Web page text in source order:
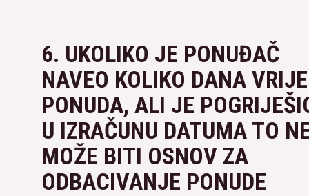
6. UKOLIKO JE PONUĐAČ
NAVEO KOLIKO DANA
PONUDA, ALI JE
U IZRAČUNU DATUMA TO
MOŽE BITI OSNOV ZA
ODBACIVANJE PONUDE